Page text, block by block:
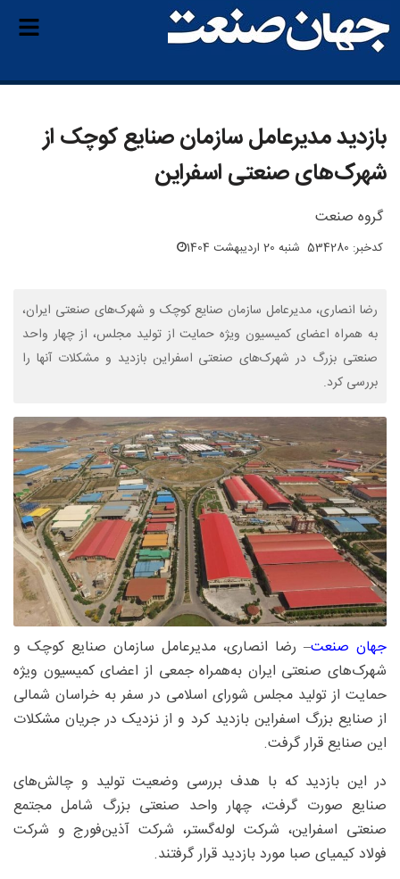
بازدید مدیرعامل سازمان صنایع کوچک از
شهرک‌های صنعتی اسفراین
گروه صنعت
کدخبر: 534280 شنبه 20 اردیبهشت 1404
رضا انصاری، مدیرعامل سازمان صنایع کوچک و شهرک‌های صنعتی ایران،
به همراه اعضای کمیسیون ویژه حمایت از تولید مجلس، از چهار واحد
صنعتی بزرگ در شهرک‌های صنعتی اسفراین بازدید و مشکلات آنها را
بررسی کرد.
جهان صنعت– رضا انصاری، مدیرعامل سازمان صنایع کوچک و
شهرک‌های صنعتی ایران به‌همراه جمعی از اعضای کمیسیون ویژه
حمایت از تولید مجلس شورای اسلامی در سفر به خراسان شمالی
از صنایع بزرگ اسفراین بازدید کرد و از نزدیک در جریان مشکلات
این صنایع قرار گرفت.
در این بازدید که با هدف بررسی وضعیت تولید و چالش‌های
صنایع صورت گرفت، چهار واحد صنعتی بزرگ شامل مجتمع
صنعتی اسفراین، شرکت لوله‌گستر، شرکت آذین‌فورج و شرکت
فولاد کیمیای صبا مورد بازدید قرار گرفتند.